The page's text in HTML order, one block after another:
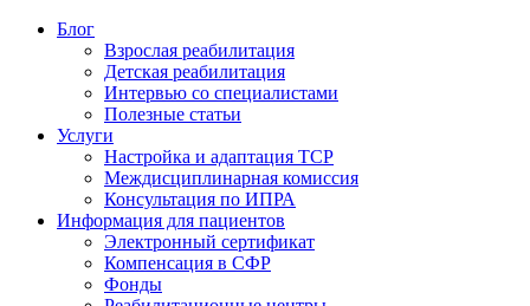
Блог
Взрослая реабилитация
Детская реабилитация
Интервью со специалистами
Полезные статьи
Услуги
Настройка и адаптация ТСР
Междисциплинарная комиссия
Консультация по ИПРА
Информация для пациентов
Электронный сертификат
Компенсация в СФР
Фонды